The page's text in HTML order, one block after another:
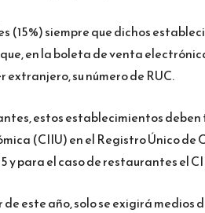
(15%) siempre que dichos
en la boleta de venta
extranjero, su número de RUC.
estos establecimientos
(CIIU) en el Registro Único de
y para el caso de restaurantes el
este año, solo se exigirá medios